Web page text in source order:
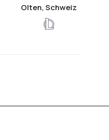
Olten, Schweiz